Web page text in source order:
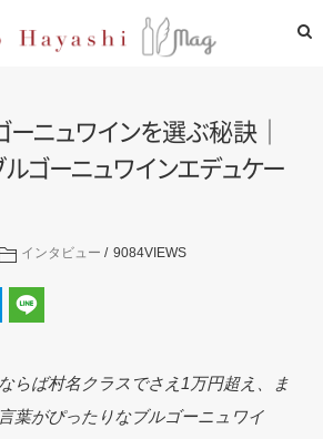
林基就イタリア紀行
レシピ
ーニュ ワインを選ぶ秘訣｜
ルゴーニュ ワインエデュケー
インタビュー 9084VIEWS
らば村名クラスでさえ1万円超え、ま
葉がぴったりなブルゴーニュワイ